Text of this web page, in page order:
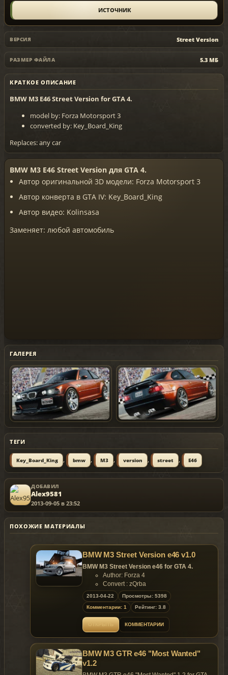
ИСТОЧНИК
ВЕРСИЯ Street Version
РАЗМЕР ФАЙЛА 5.3 МБ
КРАТКОЕ ОПИСАНИЕ
BMW M3 E46 Street Version for GTA 4.
model by: Forza Motorsport 3
converted by: Key_Board_King
Replaces: any car
BMW M3 E46 Street Version для GTA 4.
Автор оригинальной 3D модели: Forza Motorsport 3
Автор конверта в GTA IV: Key_Board_King
Автор видео: Kolinsasa
Заменяет: любой автомобиль
ГАЛЕРЕЯ
ТЕГИ
Key_Board_King , bmw , M3 , version , street , E46
ДОБАВИЛ
Alex9581
2013-09-05 в 23:52
ПОХОЖИЕ МАТЕРИАЛЫ
BMW M3 Street Version e46 v1.0
BMW M3 Street Version e46 for GTA 4.
Author: Forza 4
Convert : zQrba
Features of model:
Color 1: Body
Color 2: Rims
Extra 2: Spoiler
Extra 6: Spoiler
Extra 7: Front Bumper Part
Replaces: any car
2013-04-22
Просмотры: 5398
Комментарии: 1
Рейтинг: 3.8
КОММЕНТАРИИ
BMW M3 GTR e46 "Most Wanted"
v1.2